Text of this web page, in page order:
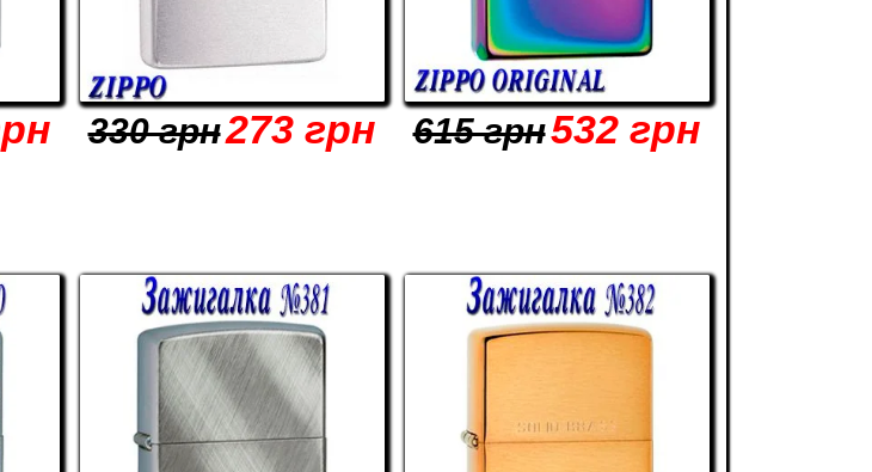
330 грн273 грн 615 грн532 грн